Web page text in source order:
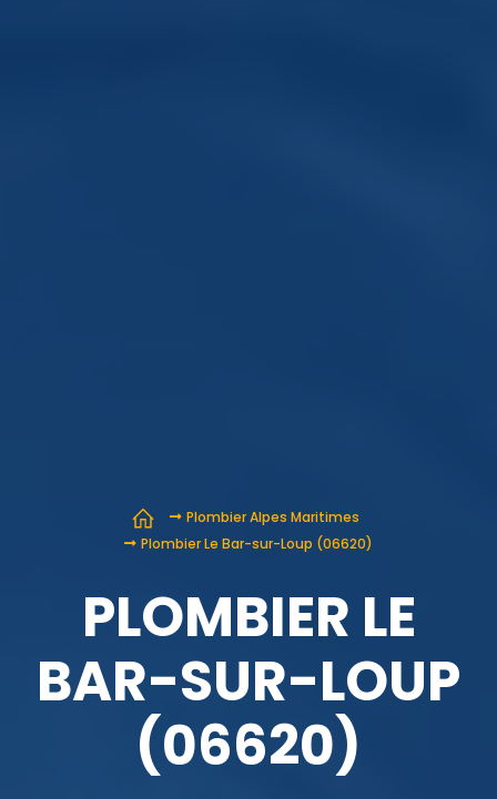
Plombier Alpes Maritimes
Plombier Le Bar-sur-Loup (06620)
PLOMBIER LE
BAR-SUR-LOUP
(06620)